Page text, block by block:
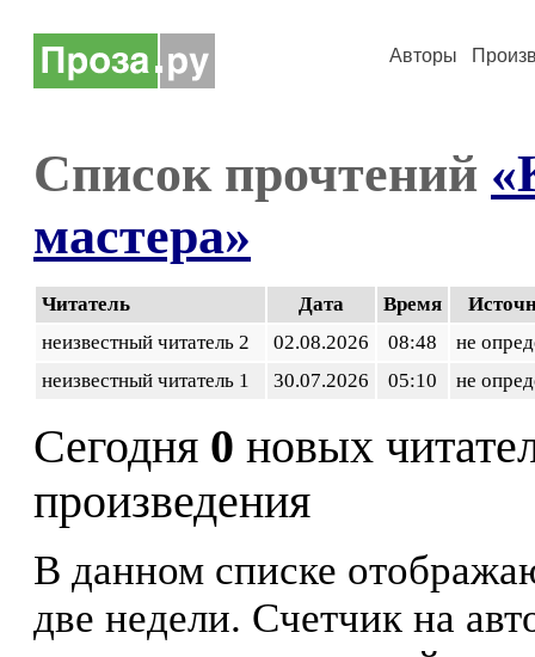
Авторы
Список прочтений
мастера»
Читатель Дата Время
неизвестный читатель 2
02.08.2026 08:48
не
неизвестный читатель 1
30.07.2026 05:10 не
Сегодня 0 новых
произведения
В данном списке
две недели. Счетчик на